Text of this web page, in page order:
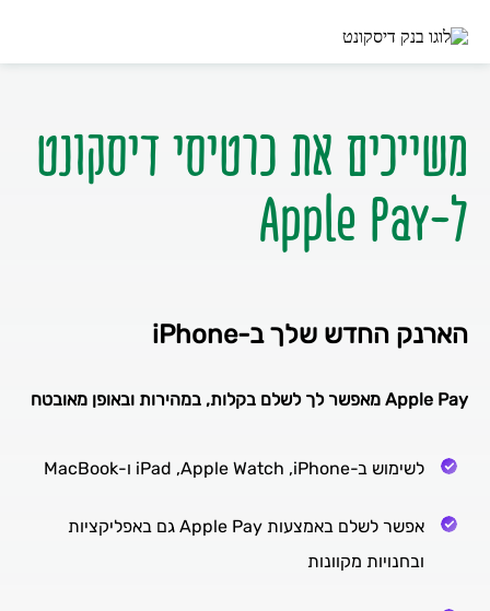
ל-Apple Pay
הארנק החדש שלך ב-iPhone
Apple Pay מאפשר לך לשלם בקלות, במהירות ובאופן מאובטח
לשימוש ב-iPad ,Apple Watch ,iPhone ו-MacBook
אפשר לשלם באמצעות Apple Pay גם באפליקציות
ובחנויות מקוונות